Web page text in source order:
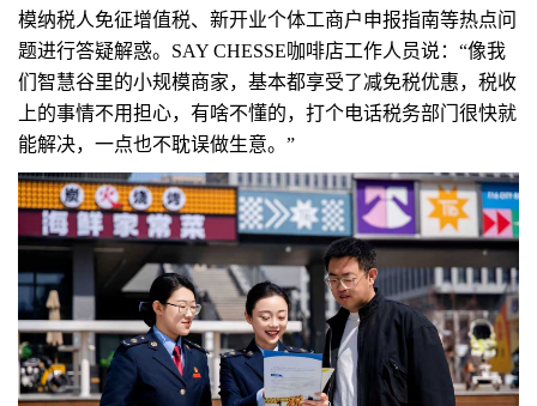
模纳税人免征增值税、新开业个体工商户申报指南等热点问
题进行答疑解惑。SAY CHESSE咖啡店工作人员说：“像我
们智慧谷里的小规模商家，基本都享受了减免税优惠，税收
上的事情不用担心，有啥不懂的，打个电话税务部门很快就
能解决，一点也不耽误做生意。”